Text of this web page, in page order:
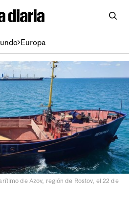
Europa
de Azov, región de Rostov, el 22 de